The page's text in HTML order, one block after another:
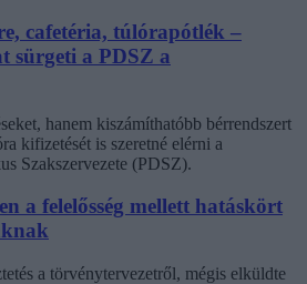
cafetéria, túlórapótlék –
sürgeti a PDSZ a
hanem kiszámíthatóbb bérrendszert
kifizetését is szeretné elérni a
Szakszervezete (PDSZ).
a felelősség mellett hatáskört
a törvénytervezetről, mégis elküldte